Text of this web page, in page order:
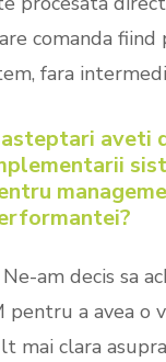
comanda
fara
aveti
Ne-am decis sa
pentru a avea o
mai clara